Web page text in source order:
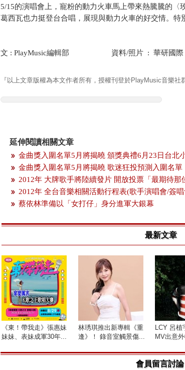
5/15的演唱會上，寵粉的動力火車馬上帶來熱騰騰的〈
葛西瓦也力挺登台合唱，展現與動力火車的好交情。特
文 : PlayMusic編輯部 資料/照片 : 華研國際
『以上文章版權為本文作者所有，授權刊登於PlayMusic音樂社
延伸閱讀相關文章
金曲獎入圍名單5月將揭曉 頒獎典禮6月23日台北
金曲獎入圍名單5月將揭曉 歌迷狂投預測入圍名單
2012年 大牌歌手將陸續發片 開放投票「最期待那
2012年 全台音樂相關活動行程表(歌手演唱會/簽
蔡依林準備以「女打仔」身分進軍大銀幕
最新文章
《東！帶我走》張惠妹
妹妹、表妹成軍30年...
林琇琪推出新專輯《重
逢》！ 錄音室觸景傷...
LCY 呂
MV出意
會員留言討論